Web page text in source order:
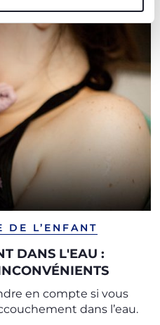
DE L’ENFANT
DANS L'EAU :
en compte si vous
dans l’eau.